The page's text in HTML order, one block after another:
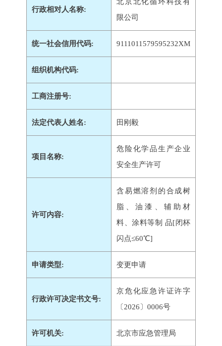
行政相对人名称:
限公司
统一社会信用代码: 9111011579595232XM
组织机构代码:
工商注册号:
法定代表人姓名: 田刚毅
项目名称:
危险化学品生产企业
安全生产许可
许可内容:
含易燃溶剂的合成树
脂、油漆、辅助材
料、涂料等制 品[闭杯
闪点≤60℃]
申请类型: 变更申请
行政许可决定书文号:
京危化应急许证许字
〔2026〕0006号
许可机关: 北京市应急管理局